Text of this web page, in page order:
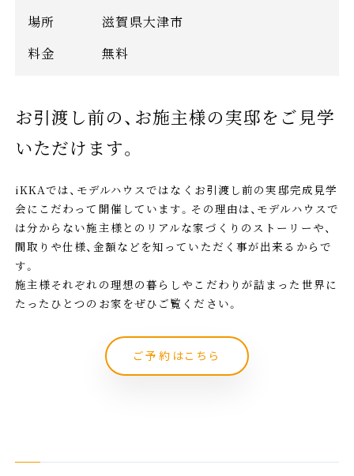
場所
滋賀県大津市
料金
無料
お引渡し前の、お施主様の実邸をご見学
いただけます。
iKKAでは、モデルハウスではなくお引渡し前の実邸完成見学
会にこだわって開催しています。その理由は、モデルハウスで
は分からない施主様とのリアルな家づくりのストーリーや、
間取りや仕様、金額などを知っていただく事が出来るからで
す。
施主様それぞれの理想の暮らしやこだわりが詰まった世界に
たったひとつのお家をぜひご覧ください。
ご予約はこちら